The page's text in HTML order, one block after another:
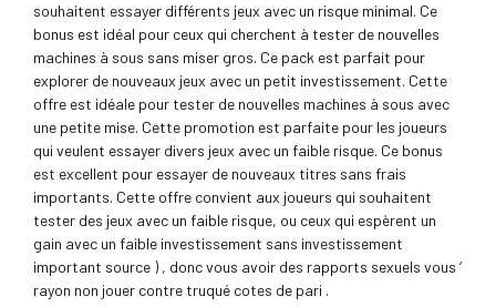
souhaitent essayer différents jeux avec un risque minimal. Ce
bonus est idéal pour ceux qui cherchent à tester de nouvelles
machines à sous sans miser gros. Ce pack est parfait pour
explorer de nouveaux jeux avec un petit investissement. Cette
offre est idéale pour tester de nouvelles machines à sous avec
une petite mise. Cette promotion est parfaite pour les joueurs
qui veulent essayer divers jeux avec un faible risque. Ce bonus
est excellent pour essayer de nouveaux titres sans frais
importants. Cette offre convient aux joueurs qui souhaitent
tester des jeux avec un faible risque, ou ceux qui espèrent un
gain avec un faible investissement sans investissement
important source ) , donc vous avoir des rapports sexuels vous ‘
rayon non jouer contre truqué cotes de pari .